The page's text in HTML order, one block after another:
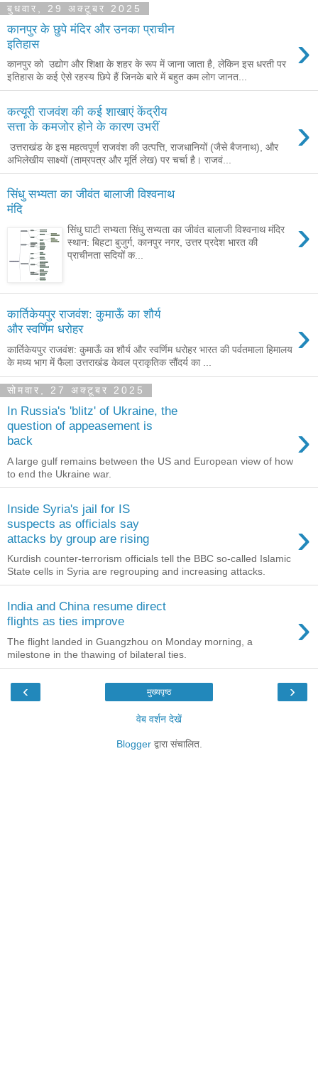
बुधवार, 29 अक्टूबर 2025
कानपुर के छुपे मंदिर और उनका प्राचीन
इतिहास
›
कानपुर को उद्योग और शिक्षा के शहर के रूप में जाना जाता है, लेकिन इस धरती पर
इतिहास के कई ऐसे रहस्य छिपे हैं जिनके बारे में बहुत कम लोग जानत...
कत्यूरी राजवंश की कई शाखाएं केंद्रीय
सत्ता के कमजोर होने के कारण उभरीं
›
उत्तराखंड के इस महत्वपूर्ण राजवंश की उत्पत्ति, राजधानियों (जैसे बैजनाथ), और
अभिलेखीय साक्ष्यों (ताम्रपत्र और मूर्ति लेख) पर चर्चा है। राजवं...
सिंधु सभ्यता का जीवंत बालाजी विश्वनाथ
मंदि
›
सिंधु घाटी सभ्यता सिंधु सभ्यता का जीवंत बालाजी विश्वनाथ मंदिर
स्थान: बिहटा बुजुर्ग, कानपुर नगर, उत्तर प्रदेश भारत की
प्राचीनता सदियों क...
कार्तिकेयपुर राजवंश: कुमाऊँ का शौर्य
और स्वर्णिम धरोहर
›
कार्तिकेयपुर राजवंश: कुमाऊँ का शौर्य और स्वर्णिम धरोहर भारत की पर्वतमाला हिमालय
के मध्य भाग में फैला उत्तराखंड केवल प्राकृतिक सौंदर्य का ...
सोमवार, 27 अक्टूबर 2025
In Russia's 'blitz' of Ukraine, the
question of appeasement is
back
›
A large gulf remains between the US and European view of how
to end the Ukraine war.
Inside Syria's jail for IS
suspects as officials say
attacks by group are rising
›
Kurdish counter-terrorism officials tell the BBC so-called Islamic
State cells in Syria are regrouping and increasing attacks.
India and China resume direct
flights as ties improve
›
The flight landed in Guangzhou on Monday morning, a
milestone in the thawing of bilateral ties.
‹ ›
मुख्यपृष्ठ
वेब वर्शन देखें
Bloggerद्वारा संचालित.